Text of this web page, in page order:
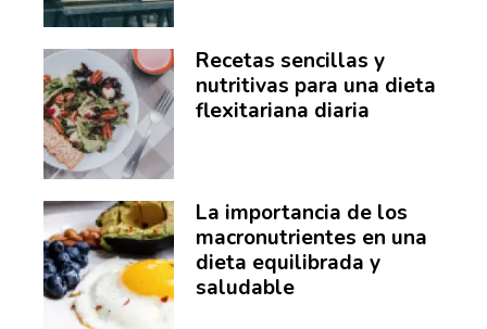
Recetas sencillas y
nutritivas para una dieta
flexitariana diaria
La importancia de los
macronutrientes en una
dieta equilibrada y
saludable